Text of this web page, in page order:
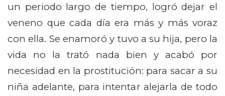
un periodo largo de tiempo, logró dejar el
veneno que cada día era más y más voraz
con ella. Se enamoró y tuvo a su hija, pero la
vida no la trató nada bien y acabó por
necesidad en la prostitución: para sacar a su
niña adelante, para intentar alejarla de todo